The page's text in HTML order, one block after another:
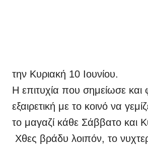
την Κυριακή 10 Ιουνίου.
Η επιτυχία που σημείωσε και
εξαιρετική με το κοινό να
το μαγαζί κάθε Σάββατο και
Χθες βράδυ λοιπόν, το